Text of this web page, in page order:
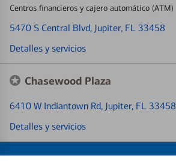
Centros financieros y cajero automático (ATM)
5470 S Central Blvd, Jupiter, FL 33458
Detalles y servicios
Chasewood Plaza
6410 W Indiantown Rd, Jupiter, FL 33458
Detalles y servicios